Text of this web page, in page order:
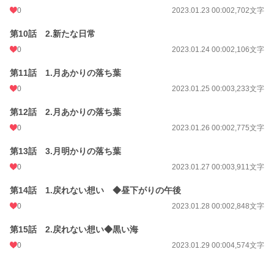
文字数
初回公開日時
週間ポイント 0 pt (228,621 位)
月間ポイント
年間ポイント 126 pt (136,161 位)
累計ポイント
0 2023.01.23 00:002,702文字
第10話 2.新たな日常
0 2023.01.24 00:002,106文字
第11話 1.月あかりの落ち葉
0 2023.01.25 00:003,233文字
第12話 2.月あかりの落ち葉
0 2023.01.26 00:002,775文字
第13話 3.月明かりの落ち葉
0 2023.01.27 00:003,911文字
第14話 1.戻れない想い ◆昼下がりの午後
0 2023.01.28 00:002,848文字
第15話 2.戻れない想い◆黒い海
0 2023.01.29 00:004,574文字